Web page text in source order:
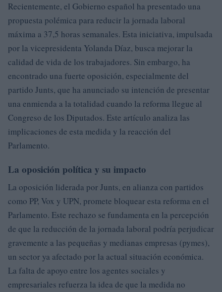
Recientemente, el Gobierno español ha presentado una
propuesta polémica para reducir la jornada laboral
máxima a 37,5 horas semanales. Esta iniciativa, impulsada
por la vicepresidenta Yolanda Díaz, busca mejorar la
calidad de vida de los trabajadores. Sin embargo, ha
encontrado una fuerte oposición, especialmente del
partido Junts, que ha anunciado su intención de presentar
una enmienda a la totalidad cuando la reforma llegue al
Congreso de los Diputados. Este artículo analiza las
implicaciones de esta medida y la reacción del
Parlamento.
La oposición política y su impacto
La oposición liderada por Junts, en alianza con partidos
como PP, Vox y UPN, promete bloquear esta reforma en el
Parlamento. Este rechazo se fundamenta en la percepción
de que la reducción de la jornada laboral podría perjudicar
gravemente a las pequeñas y medianas empresas (pymes),
un sector ya afectado por la actual situación económica.
La falta de apoyo entre los agentes sociales y
empresariales refuerza la idea de que la medida no